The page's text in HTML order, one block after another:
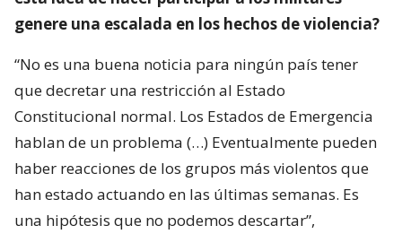
genere una escalada en los hechos de violencia?
“No es una buena noticia para ningún país tener
que decretar una restricción al Estado
Constitucional normal. Los Estados de Emergencia
hablan de un problema (…) Eventualmente pueden
haber reacciones de los grupos más violentos que
han estado actuando en las últimas semanas. Es
una hipótesis que no podemos descartar”,